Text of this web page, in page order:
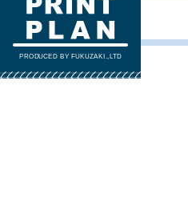
PRODUCED BY FUKUZAKI.,LTD